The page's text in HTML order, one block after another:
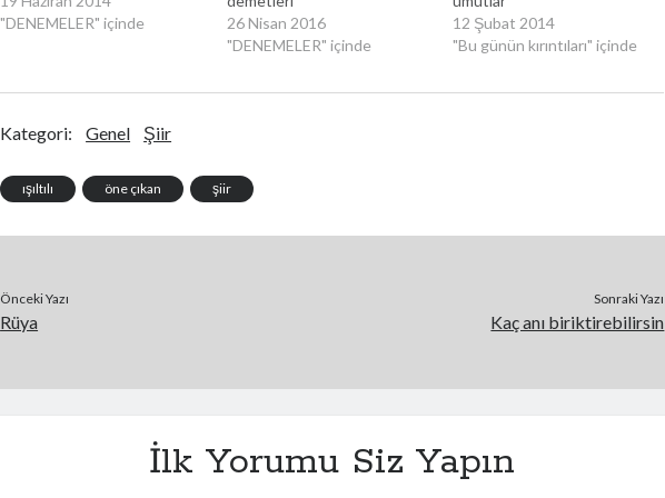
"DENEMELER" içinde
26 Nisan 2016
"DENEMELER" içinde
12 Şubat 2014
"Bu günün kırıntıları" içinde
Kategori: Genel Şiir
ışıltılı öne çıkan şiir
Önceki Yazı
Rüya
Sonraki Yazı
Kaç anı biriktirebilirsin
İlk Yorumu Siz Yapın